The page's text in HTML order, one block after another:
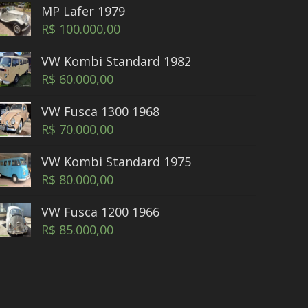
MP Lafer 1979
R$ 100.000,00
VW Kombi Standard 1982
R$ 60.000,00
VW Fusca 1300 1968
R$ 70.000,00
VW Kombi Standard 1975
R$ 80.000,00
VW Fusca 1200 1966
R$ 85.000,00